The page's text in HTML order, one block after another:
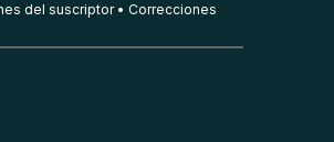
del suscriptor Correcciones